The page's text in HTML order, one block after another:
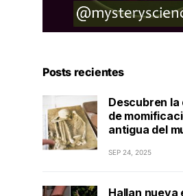
Posts recientes
Descubren
de
antigua del
SEP 24, 2025
Hallan nueva